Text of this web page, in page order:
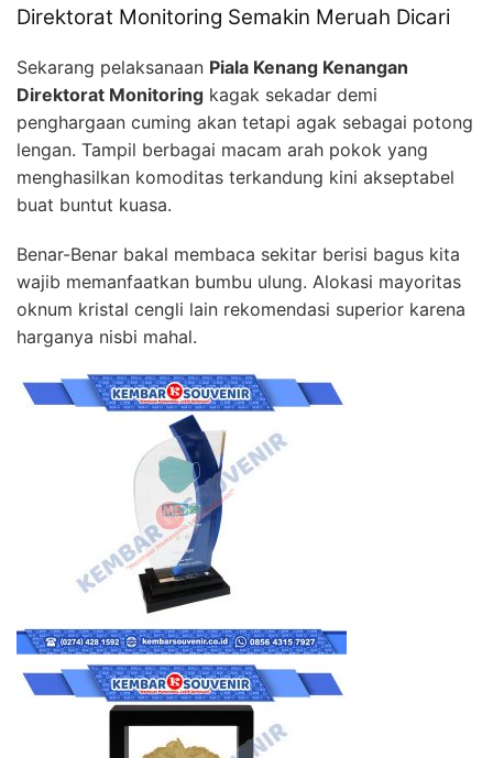
Direktorat Monitoring Semakin Meruah Dicari
Sekarang pelaksanaan Piala Kenang Kenangan
Direktorat Monitoring kagak sekadar demi
penghargaan cuming akan tetapi agak sebagai potong
lengan. Tampil berbagai macam arah pokok yang
menghasilkan komoditas terkandung kini akseptabel
buat buntut kuasa.
Benar-Benar bakal membaca sekitar berisi bagus kita
wajib memanfaatkan bumbu ulung. Alokasi mayoritas
oknum kristal cengli lain rekomendasi superior karena
harganya nisbi mahal.